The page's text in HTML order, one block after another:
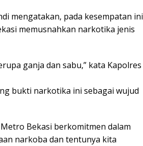
mengatakan, pada kesempatan ini
memusnahkan narkotika jenis
ganja dan sabu,” kata Kapolres
bukti narkotika ini sebagai wujud
Bekasi berkomitmen dalam
narkoba dan tentunya kita